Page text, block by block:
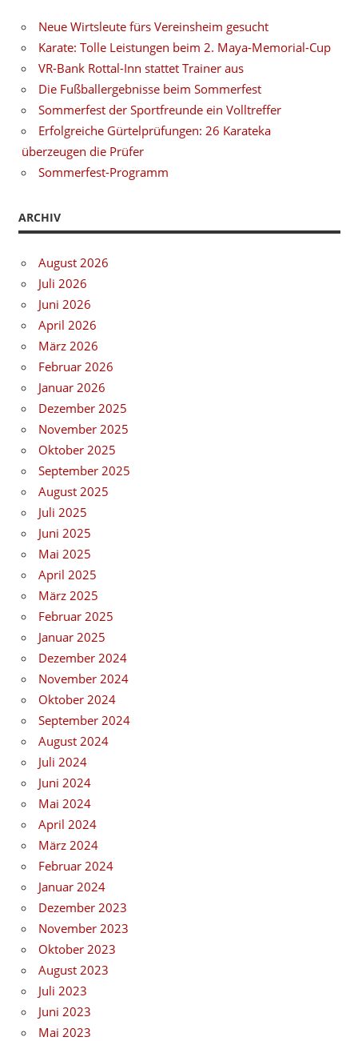
Neue Wirtsleute fürs Vereinsheim gesucht
Karate: Tolle Leistungen beim 2. Maya-Memorial-Cup
VR-Bank Rottal-Inn stattet Trainer aus
Die Fußballergebnisse beim Sommerfest
Sommerfest der Sportfreunde ein Volltreffer
Erfolgreiche Gürtelprüfungen: 26 Karateka
überzeugen die Prüfer
Sommerfest-Programm
ARCHIV
August 2026
Juli 2026
Juni 2026
April 2026
März 2026
Februar 2026
Januar 2026
Dezember 2025
November 2025
Oktober 2025
September 2025
August 2025
Juli 2025
Juni 2025
Mai 2025
April 2025
März 2025
Februar 2025
Januar 2025
Dezember 2024
November 2024
Oktober 2024
September 2024
August 2024
Juli 2024
Juni 2024
Mai 2024
April 2024
März 2024
Februar 2024
Januar 2024
Dezember 2023
November 2023
Oktober 2023
August 2023
Juli 2023
Juni 2023
Mai 2023